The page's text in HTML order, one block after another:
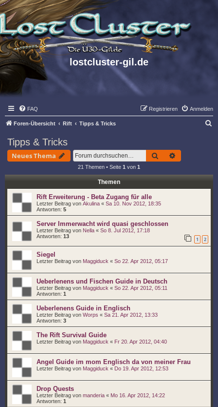
lostcluster-gil.de
FAQ Anmelden
Registrieren
Foren-Übersicht Rift Tipps & Tricks
Tipps & Tricks
Neues Thema Suche
21 Themen • Seite 1 von 1
Themen
Rift Erweiterung - Beta Zugang für alle
Letzter Beitrag von Akulina « Sa 10. Nov 2012, 18:35
Antworten: 5
Server Immerwacht wird quasi geschlossen
Letzter Beitrag von Nella « So 8. Jul 2012, 17:18
Antworten: 13 1 2
Siegel
Letzter Beitrag von Maggiduck « So 22. Apr 2012, 05:17
Ueberlenens und Fischen Guide in Deutsch
Letzter Beitrag von Maggiduck « So 22. Apr 2012, 05:11
Antworten: 1
Ueberlenens Guide in Englisch
Letzter Beitrag von Worps « Sa 21. Apr 2012, 13:33
Antworten: 3
The Rift Survival Guide
Letzter Beitrag von Maggiduck « Fr 20. Apr 2012, 04:40
Angel Guide im mom Englisch da von meiner Frau
Letzter Beitrag von Maggiduck « Do 19. Apr 2012, 12:53
Drop Quests
Letzter Beitrag von manderia « Mo 16. Apr 2012, 14:22
Antworten: 1